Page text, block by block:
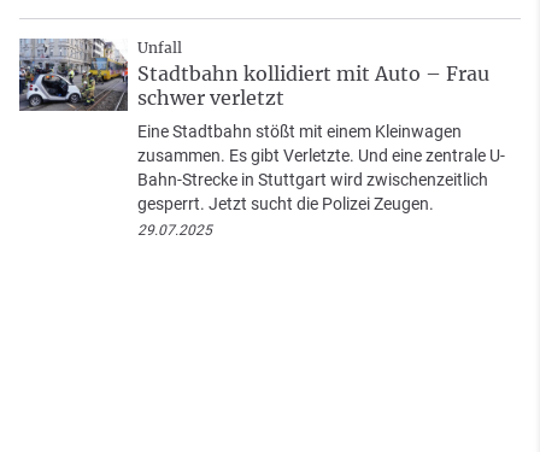
Unfall
Stadtbahn kollidiert mit Auto – Frau
schwer verletzt
Eine Stadtbahn stößt mit einem Kleinwagen
zusammen. Es gibt Verletzte. Und eine zentrale U-
Bahn-Strecke in Stuttgart wird zwischenzeitlich
gesperrt. Jetzt sucht die Polizei Zeugen.
29.07.2025